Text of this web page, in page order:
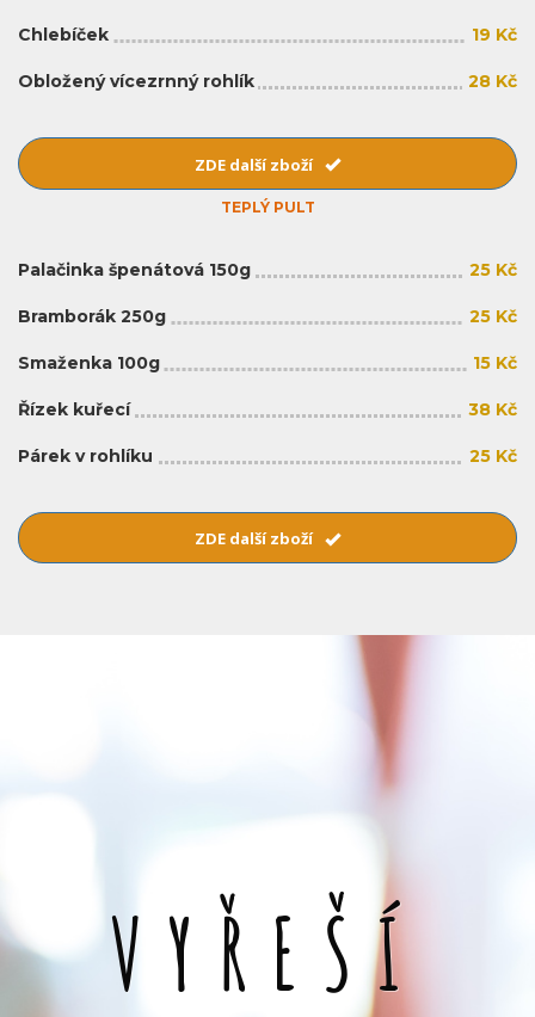
Chlebíček 19 Kč
Obložený vícezrnný rohlík 28 Kč
ZDE další zboží
TEPLÝ PULT
Palačinka špenátová 150g 25 Kč
Bramborák 250g 25 Kč
Smaženka 100g 15 Kč
Řízek kuřecí 38 Kč
Párek v rohlíku 25 Kč
ZDE další zboží
VYŘEŠÍ